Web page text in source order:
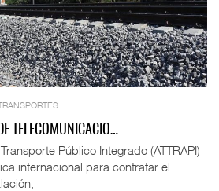
TELECOMUNICACIO…
Público Integrado (ATTRAPI)
internacional para contratar el